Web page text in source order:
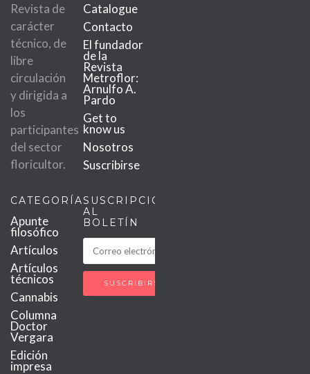
Revista de
carácter
técnico, de
libre
circulación
y dirigida a
los
participantes
del sector
floricultor.
Catalogue
Contacto
El fundador
de la
Revista
Metroflor:
Arnulfo A.
Pardo
Get to
know us
Nosotros
Suscribirse
CATEGORÍAS
Apunte
filosófico
Artículos
Artículos
técnicos
Cannabis
Columna
Doctor
Vergara
Edición
impresa
SUSCRIPCIÓN
AL
BOLETÍN